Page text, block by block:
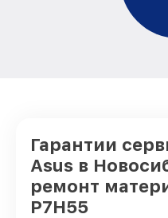
Гарантии
Asus в
ремонт
P7H55